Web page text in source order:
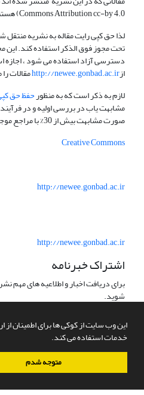
این وب سایت از کوکی ها برای اطمینان از
خدمات استفاده می کند.
متوجه شدم
Commons Attribution cc-by 4.0) هستند.
لذا حق کپی رایت مقاله به نشریه منتقل
تحت مجوز فوق الذکر استفاده کند. این
دسترسی آزاد استفاده می شود ، اجازه
ازhttp://newee.gonbad.ac.irمقالات
لازم به ذکر است که به منظورحفظ حق
مشابهت یاب در بررسی اولیه و در
صورت مشابهت بیش از 30% با مراجع موجود قبلی، مقاله رد خواهد شد.
Creative Commons
http://newee.gonbad.ac.ir
http://newee.gonbad.ac.ir
اشتراک خبرنامه
برای دریافت اخبار و اطلاعیه های مهم
شوید.
سامانه مدیریت نشریات علمی.طراحی و